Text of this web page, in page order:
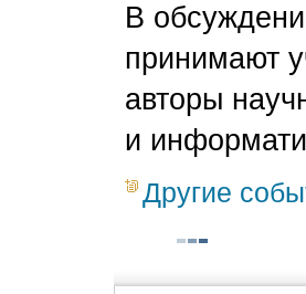
В
принимают
авторы
и
Другие